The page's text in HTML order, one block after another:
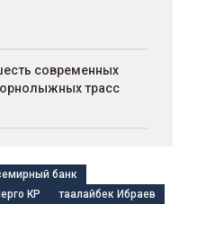
современных
трасс
банк
КР таалайбек Ибраев